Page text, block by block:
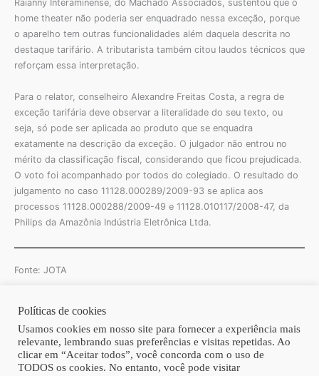
Raianny Interaminense, do Machado Associados, sustentou que o
home theater não poderia ser enquadrado nessa exceção, porque
o aparelho tem outras funcionalidades além daquela descrita no
destaque tarifário. A tributarista também citou laudos técnicos que
reforçam essa interpretação.
Para o relator, conselheiro Alexandre Freitas Costa, a regra de
exceção tarifária deve observar a literalidade do seu texto, ou
seja, só pode ser aplicada ao produto que se enquadra
exatamente na descrição da exceção. O julgador não entrou no
mérito da classificação fiscal, considerando que ficou prejudicada.
O voto foi acompanhado por todos do colegiado. O resultado do
julgamento no caso 11128.000289/2009-93 se aplica aos
processos 11128.000288/2009-49 e 11128.010117/2008-47, da
Philips da Amazônia Indústria Eletrônica Ltda.
Fonte: JOTA
Copyright © 2026 | Homero Costa Advogados
Políticas de cookies
Usamos cookies em nosso site para fornecer a experiência mais
relevante, lembrando suas preferências e visitas repetidas. Ao
clicar em “Aceitar todos”, você concorda com o uso de
TODOS os cookies. No entanto, você pode visitar